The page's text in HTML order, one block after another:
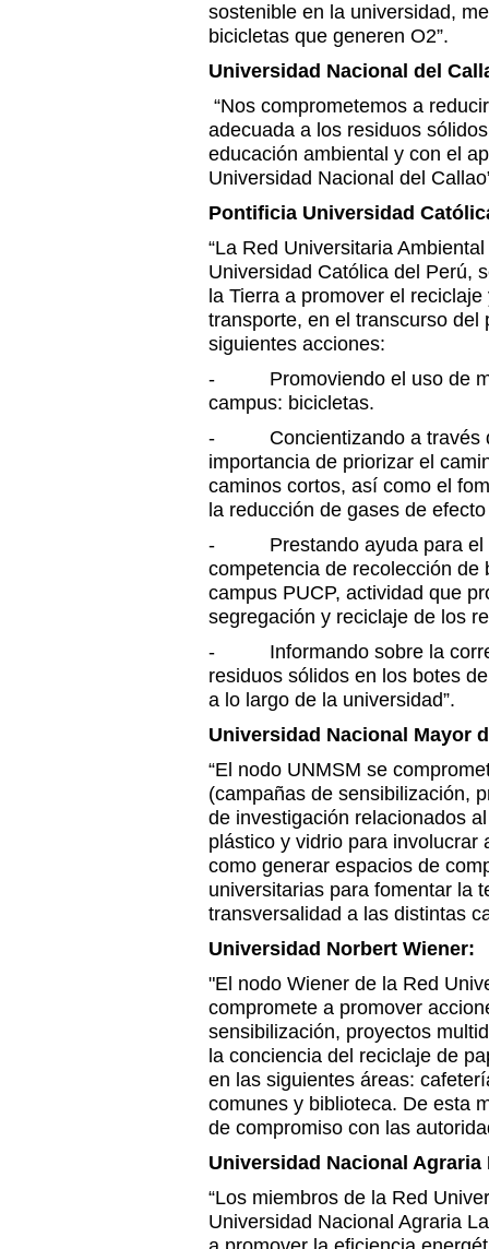
sostenible en la universidad,
bicicletas que generen O2”.
Universidad Nacional del
“Nos comprometemos a
adecuada a los residuos
educación ambiental y con el
Universidad Nacional del
Pontificia Universidad
“La Red Universitaria
Universidad Católica del Perú,
la Tierra a promover el
transporte, en el transcurso del
siguientes acciones:
- Promoviendo el uso de
campus: bicicletas.
- Concientizando a través
importancia de priorizar el
caminos cortos, así como el
la reducción de gases de
- Prestando ayuda para el
competencia de recolección de
campus PUCP, actividad que
segregación y reciclaje de los
- Informando sobre la
residuos sólidos en los botes
a lo largo de la universidad”.
Universidad Nacional Mayor
“El nodo UNMSM se
(campañas de sensibilización,
de investigación relacionados
plástico y vidrio para
como generar espacios de
universitarias para fomentar la
transversalidad a las distintas
Universidad Norbert Wiener:
"El nodo Wiener de la Red
compromete a promover
sensibilización, proyectos
la conciencia del reciclaje de
en las siguientes áreas:
comunes y biblioteca. De esta
de compromiso con las
Universidad Nacional Agraria
“Los miembros de la Red
Universidad Nacional Agraria